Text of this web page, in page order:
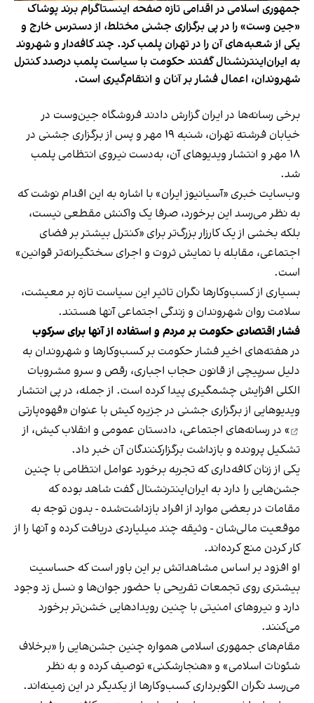
جمهوری اسلامی در اقدامی تازه صفحه اینستاگرام برند پوشاک
«جین وست» را در پی برگزاری جشنی مختلط، از دسترس خارج و
یکی از شعبه‌های آن را در تهران پلمب کرد. چند کافه‌‌دار و شهروند
به ایران‌اینترنشنال گفتند حکومت با سیاست پلمب درصدد کنترل
شهروندان، اعمال فشار بر آنان و انتقام‌گیری است.
برخی رسانه‌ها در ایران گزارش دادند فروشگاه جین‌وست در
خیابان فرشته تهران، شنبه ۱۹ مهر و پس از برگزاری جشنی در
۱۸ مهر و انتشار ویدیوهای آن، به‌دست نیروی انتظامی پلمب
شد.
وب‌سایت خبری «آسیانیوز ایران» با اشاره به این اقدام نوشت که
به نظر می‌رسد این برخورد، صرفا یک واکنش مقطعی نیست،
بلکه بخشی از یک کارزار بزرگ‌تر برای «کنترل بیشتر بر فضای
اجتماعی، مقابله با نمایش ثروت و اجرای سختگیرانه‌تر قوانین»
است.
بسیاری از کسب‌وکارها نگران تاثیر این سیاست‌ تازه بر معیشت،
سلامت روان شهروندان و زندگی اجتماعی آنها هستند.
فشار اقتصادی حکومت بر مردم و استفاده از آنها برای سرکوب
در هفته‌های اخیر فشار حکومت بر کسب‌وکارها و شهروندان به
دلیل سرپیچی از قانون حجاب اجباری، رقص و سرو مشروبات
الکلی افزایش چشمگیری پیدا کرده است. از جمله، در پی انتشار
ویدیوهایی از برگزاری جشنی در جزیره کیش با عنوان «قهوه‌پارتی
» در رسانه‌های اجتماعی، دادستان عمومی و انقلاب کیش، از
تشکیل پرونده و بازداشت برگزارکنندگان آن خبر داد.
یکی از زنان کافه‌داری که تجربه برخورد عوامل انتظامی با چنین
جشن‌هایی را دارد به ایران‌اینترنشنال گفت شاهد بوده که
مقامات در بعضی موارد از افراد بازداشت‌‌شده - بدون توجه به
موقعیت مالی‌شان - وثیقه چند میلیاردی دریافت کرده و آنها را از
کار کردن منع کرده‌اند.
او افزود بر اساس مشاهداتش بر این باور است که حساسیت
بیشتری روی تجمعات تفریحی با حضور جوان‌ها و نسل زد وجود
دارد و نیروهای امنیتی با چنین رویدادهایی خشن‌تر برخورد
می‌کنند.
مقام‌های جمهوری اسلامی همواره چنین جشن‌هایی را «برخلاف
شئونات اسلامی» و «هنجارشکنی» توصیف کرده و به نظر
می‌رسد نگران الگوبرداری کسب‌وکارها از یکدیگر در این زمینه‌اند.